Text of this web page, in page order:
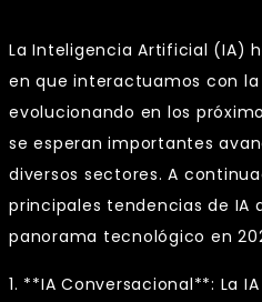
La Inteligencia Artificial (IA)
en que interactuamos con
evolucionando en los
se esperan importantes
diversos sectores. A
principales tendencias de IA
panorama tecnológico en
1. **IA Conversacional**: La